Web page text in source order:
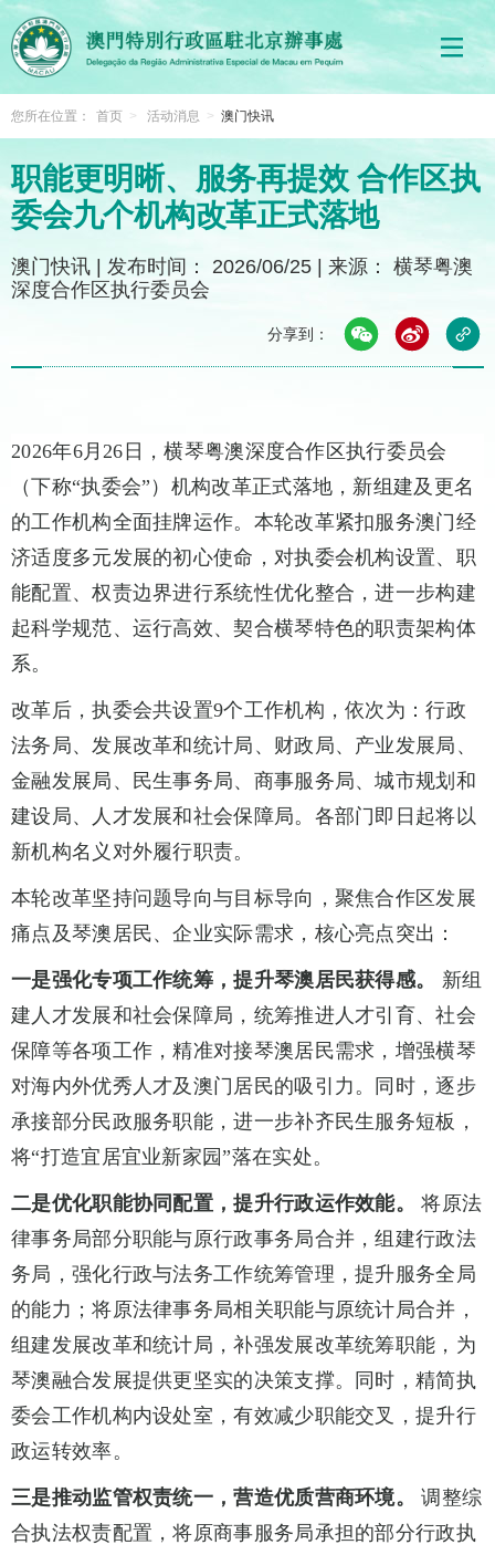
您所在位置： 首页 > 活动消息 > 澳门快讯
职能更明晰、服务再提效 合作区执
委会九个机构改革正式落地
澳门快讯 | 发布时间： 2026/06/25 | 来源： 横琴粤澳
深度合作区执行委员会
分享到：
2026年6月26日，横琴粤澳深度合作区执行委员会
（下称“执委会”）机构改革正式落地，新组建及更名
的工作机构全面挂牌运作。本轮改革紧扣服务澳门经
济适度多元发展的初心使命，对执委会机构设置、职
能配置、权责边界进行系统性优化整合，进一步构建
起科学规范、运行高效、契合横琴特色的职责架构体
系。
改革后，执委会共设置9个工作机构，依次为：行政
法务局、发展改革和统计局、财政局、产业发展局、
金融发展局、民生事务局、商事服务局、城市规划和
建设局、人才发展和社会保障局。各部门即日起将以
新机构名义对外履行职责。
本轮改革坚持问题导向与目标导向，聚焦合作区发展
痛点及琴澳居民、企业实际需求，核心亮点突出：
一是强化专项工作统筹，提升琴澳居民获得感。 新组
建人才发展和社会保障局，统筹推进人才引育、社会
保障等各项工作，精准对接琴澳居民需求，增强横琴
对海内外优秀人才及澳门居民的吸引力。同时，逐步
承接部分民政服务职能，进一步补齐民生服务短板，
将“打造宜居宜业新家园”落在实处。
二是优化职能协同配置，提升行政运作效能。将原法
律事务局部分职能与原行政事务局合并，组建行政法
务局，强化行政与法务工作统筹管理，提升服务全局
的能力；将原法律事务局相关职能与原统计局合并，
组建发展改革和统计局，补强发展改革统筹职能，为
琴澳融合发展提供更坚实的决策支撑。同时，精简执
委会工作机构内设处室，有效减少职能交叉，提升行
政运转效率。
三是推动监管权责统一，营造优质营商环境。调整综
合执法权责配置，将原商事服务局承担的部分行政执